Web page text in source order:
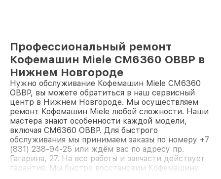
Профессиональный ремонт
Кофемашин Miele CM6360 OBBP в
Нижнем Новгороде
Нужно обслуживание Кофемашин Miele CM6360
OBBP, вы можете обратиться в наш сервисный
центр в Нижнем Новгороде. Мы осуществляем
ремонт Кофемашин Miele любой сложности. Наши
мастера знают особенности каждой модели,
включая CM6360 OBBP. Для быстрого
обслуживания мы принимаем заказы по номеру +7
(831) 238-94-25 или ждём вас по адресу пр.
Гагарина, 27. На все работы и запчасти действует
гарантия. Мы быстро восстановим Кофемашину